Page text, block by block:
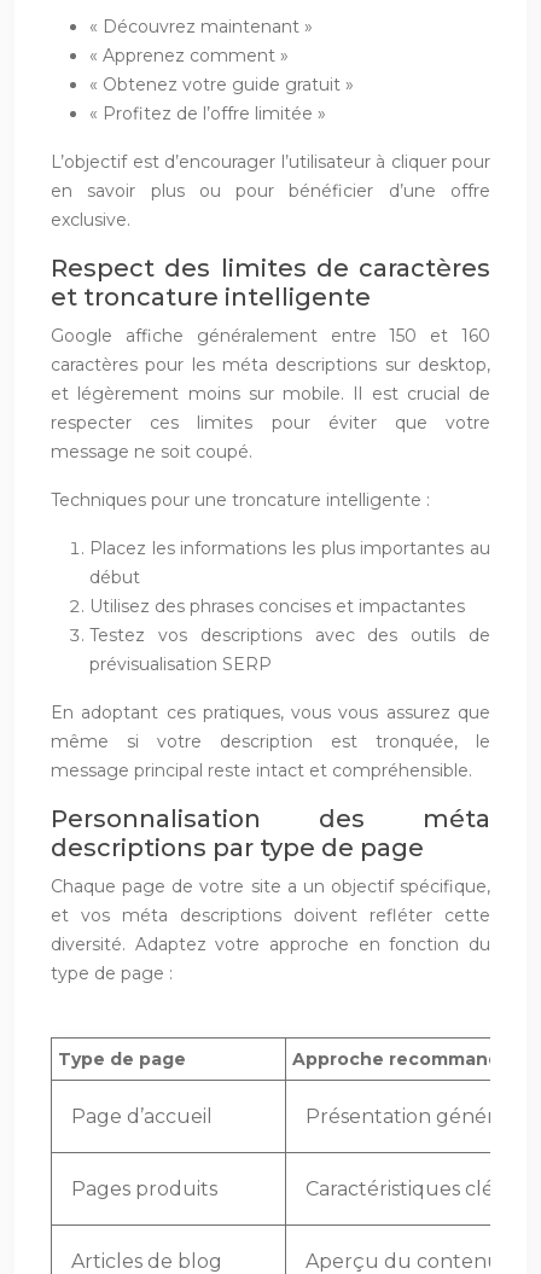
« Découvrez maintenant »
« Apprenez comment »
« Obtenez votre guide gratuit »
« Profitez de l’offre limitée »
L’objectif est d’encourager l’utilisateur à cliquer pour
en savoir plus ou pour bénéficier d’une offre
exclusive.
Respect des limites de caractères
et troncature intelligente
Google affiche généralement entre 150 et 160
caractères pour les méta descriptions sur desktop,
et légèrement moins sur mobile. Il est crucial de
respecter ces limites pour éviter que votre
message ne soit coupé.
Techniques pour une troncature intelligente :
Placez les informations les plus importantes au
début
Utilisez des phrases concises et impactantes
Testez vos descriptions avec des outils de
prévisualisation SERP
En adoptant ces pratiques, vous vous assurez que
même si votre description est tronquée, le
message principal reste intact et compréhensible.
Personnalisation des méta
descriptions par type de page
Chaque page de votre site a un objectif spécifique,
et vos méta descriptions doivent refléter cette
diversité. Adaptez votre approche en fonction du
type de page :
Type de page Approche recommandée
Page d’accueil Présentation générale
Pages produits Caractéristiques clés,
Articles de blog Aperçu du contenu,